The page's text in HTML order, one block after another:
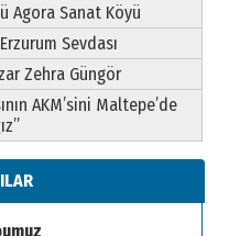
Agora Sanat Köyü
Sevdası
Zehra Güngör
AKM’sini Maltepe’de